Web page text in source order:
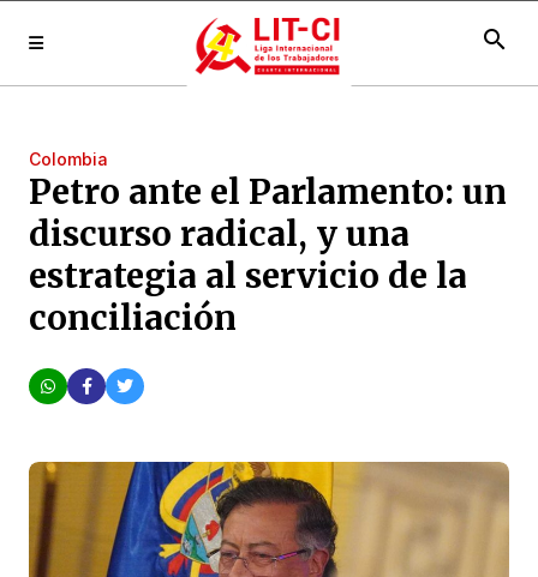
search
Colombia
Petro ante el Parlamento: un
discurso radical, y una
estrategia al servicio de la
conciliación